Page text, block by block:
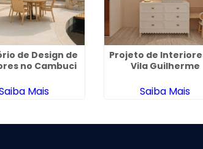
de Design de
no Cambuci
Mais
Projeto de
Vila Guilherme
Saiba Mais